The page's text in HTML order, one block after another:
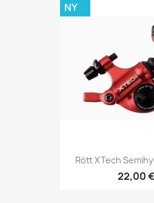
Rött XTech
22,00 €
NY